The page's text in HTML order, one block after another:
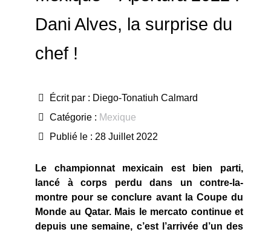
Dani Alves, la surprise du
chef !
Écrit par : Diego-Tonatiuh Calmard
Catégorie : Mexique
Publié le : 28 Juillet 2022
Le championnat mexicain est bien parti,
lancé à corps perdu dans un contre-la-
montre pour se conclure avant la Coupe du
Monde au Qatar. Mais le mercato continue et
depuis une semaine, c’est l’arrivée d’un des